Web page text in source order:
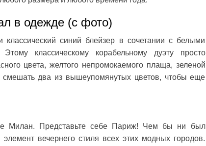
в одежде (с фото)
синий блейзер в сочетании с белыми
классическому корабельному дуэту просто
цвета, желтого непромокаемого плаща, зеленой
два из вышеупомянутых цветов, чтобы еще
Милан. Представьте себе Париж! Чем бы ни был
вечернего стиля всех этих модных городов.